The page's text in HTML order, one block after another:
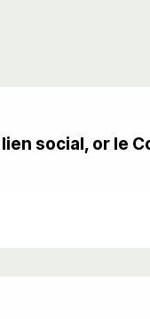
social, or le